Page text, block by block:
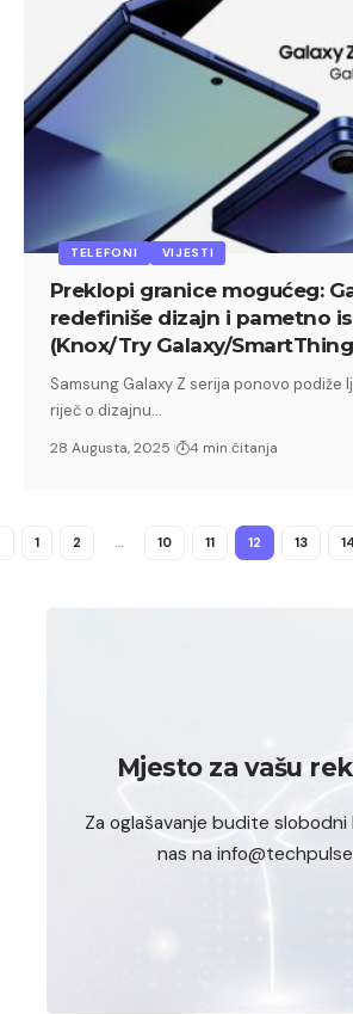
TELEFONI VIJESTI
Preklopi granice mogućeg:
redefiniše dizajn i pametno
(Knox/Try Galaxy/
Samsung Galaxy Z serija ponovo podiže
riječ o dizajnu…
28 Augusta, 2025 4 min čitanja
1 2 … 10 11 12 13 14
Mjesto za vašu
Za oglašavanje budite
nas na